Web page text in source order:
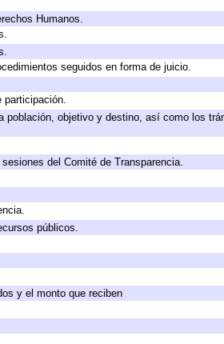
Humanos.
seguidos en forma de juicio.
participación.
población, objetivo y destino, así como los
del Comité de Transparencia.
públicos.
y el monto que reciben